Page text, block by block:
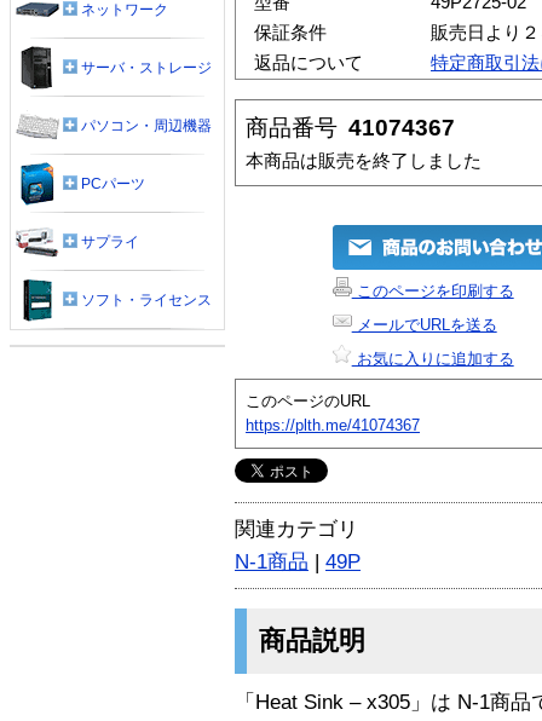
保証条件
販売日より
返品について
特定商取引
商品番号 41074367
本商品は販売を終了しました
このページを印刷する
メールでURLを送る
お気に入りに追加する
このページのURL
https://plth.me/41074367
関連カテゴリ
N-1商品 | 49P
商品説明
「Heat Sink – x305」は N-1商品
ネットワーク
サーバ・ストレージ
パソコン・周辺機器
PCパーツ
サプライ
ソフト・ライセンス